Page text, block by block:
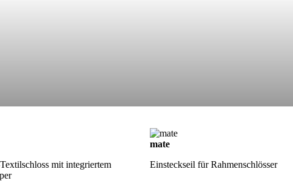
mit integriertem
mate
Einsteckseil für Rahmenschlösser